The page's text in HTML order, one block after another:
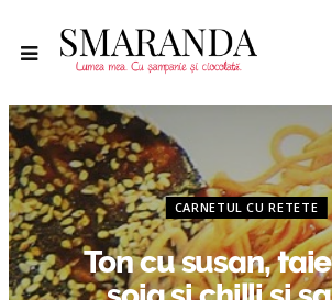
CARNETUL CU RETETE
Ton cu susan,